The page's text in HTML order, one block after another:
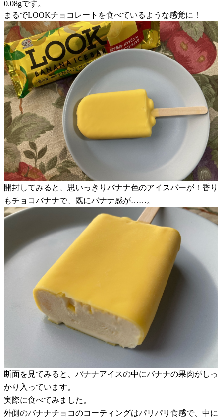
0.08gです。
まるでLOOKチョコレートを食べているような感覚に！
開封してみると、思いっきりバナナ色のアイスバーが！香り
もチョコバナナで、既にバナナ感が……。
断面を見てみると、バナナアイスの中にバナナの果肉がしっ
かり入っています。
実際に食べてみました。
外側のバナナチョコのコーティングはパリパリ食感で、中に